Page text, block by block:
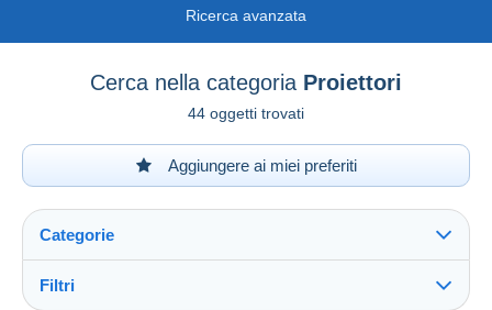
Ricerca avanzata
Cerca nella categoria Proiettori
44 oggetti trovati
Aggiungere ai miei preferiti
Categorie
Filtri